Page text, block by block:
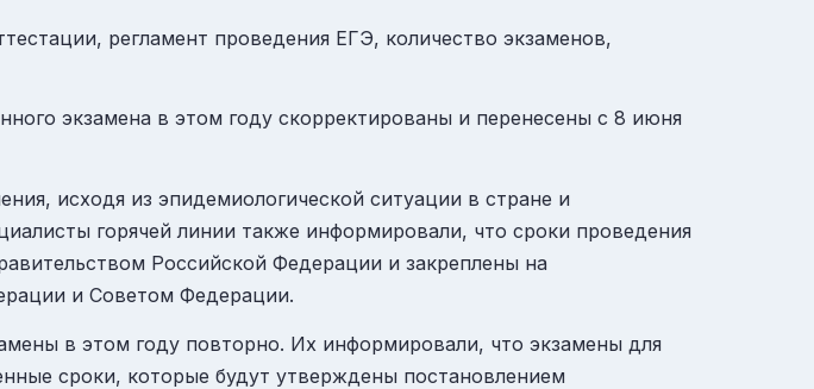
регламент проведения ЕГЭ, количество экзаменов,
экзамена в этом году скорректированы и перенесены с 8 июня
исходя из эпидемиологической ситуации в стране и
горячей линии также информировали, что сроки проведения
Российской Федерации и закреплены на
и Советом Федерации.
в этом году повторно. Их информировали, что экзамены для
сроки, которые будут утверждены постановлением